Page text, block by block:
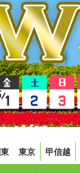
東京 甲信越